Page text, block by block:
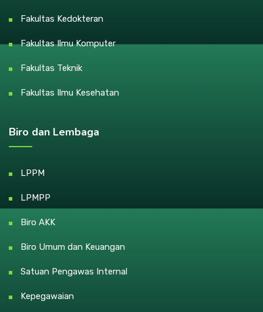
Fakultas Kedokteran
Fakultas Ilmu Komputer
Fakultas Teknik
Fakultas Ilmu Kesehatan
Biro dan Lembaga
LPPM
LPMPP
Biro AKK
Biro Umum dan Keuangan
Satuan Pengawas Internal
Kepegawaian